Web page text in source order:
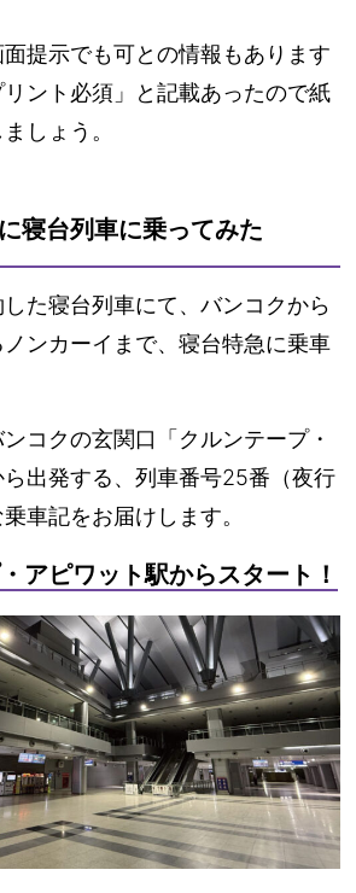
提示でも可との情報もあります
ント必須」と記載あったので紙
しょう。
寝台列車に乗ってみた
た寝台列車にて、バンコクから
ンカーイまで、寝台特急に乗車
コクの玄関口「クルンテープ・
ら出発する、列車番号25番（夜行
車記をお届けします。
アピワット駅からスタート！